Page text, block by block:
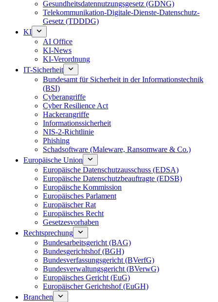
Gesundheitsdatennutzungsgesetz (GDNG)
Telekommunikation-Digitale-Dienste-Datenschutz-
Gesetz (TDDDG)
KI
AI Office
KI-News
KI-Verordnung
IT-Sicherheit
Bundesamt für Sicherheit in der Informationstechnik
(BSI)
Cyberangriffe
Cyber Resilience Act
Hackerangriffe
Informationssicherheit
NIS-2-Richtlinie
Phishing
Schadsoftware (Maleware, Ransomware & Co.)
Europäische Union
Europäische Datenschutzausschuss (EDSA)
Europäische Datenschutzbeauftragte (EDSB)
Europäische Kommission
Europäisches Parlament
Europäischer Rat
Europäisches Recht
Gesetzesvorhaben
Rechtsprechung
Bundesarbeitsgericht (BAG)
Bundesgerichtshof (BGH)
Bundesverfassungsgericht (BVerfG)
Bundesverwaltungsgericht (BVerwG)
Europäisches Gericht (EuG)
Europäischer Gerichtshof (EuGH)
Branchen